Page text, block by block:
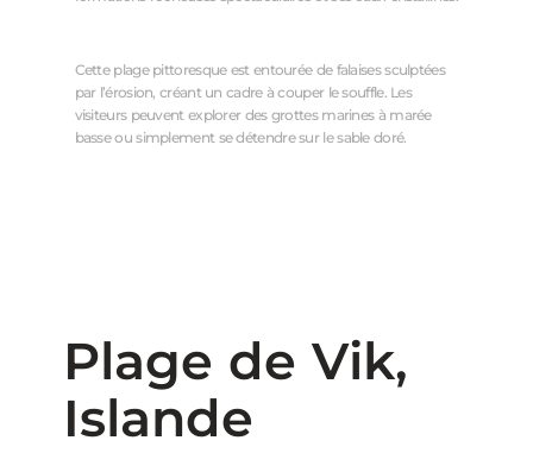
Cette plage pittoresque est entourée de falaises sculptées
par l’érosion, créant un cadre à couper le souffle. Les
visiteurs peuvent explorer des grottes marines à marée
basse ou simplement se détendre sur le sable doré.
Plage de Vik,
Islande